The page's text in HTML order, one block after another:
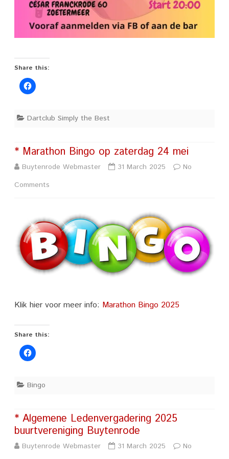
Share this:
Dartclub Simply the Best
* Marathon Bingo op zaterdag 24 mei
Buytenrode Webmaster 31 March 2025
No
Comments
Marathon
Bingo
op
zaterdag
mei
Klik hier voor meer info: Marathon Bingo 2025
Share this:
Bingo
* Algemene Ledenvergadering 2025
buurtvereniging Buytenrode
Buytenrode Webmaster 31 March 2025
No